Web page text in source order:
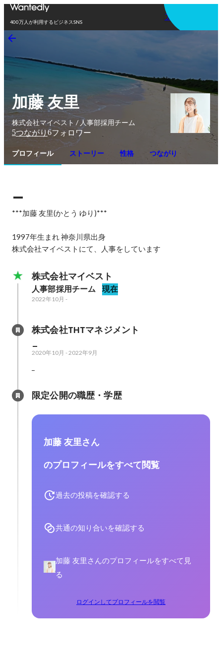
400万人が利用するビジネスSNS
アプリを使う
加藤 友里
株式会社マイベスト / 人事部採用チーム
5つながり 6フォロワー
プロフィール ストーリー 性格 つながり
***加藤 友里(かとう ゆり)***
1997年生まれ 神奈川県出身
株式会社マイベストにて、人事をしています
株式会社マイベスト
人事部採用チーム 現在
2022年10月 -
株式会社THTマネジメント
2020年10月 -2022年9月
限定公開の職歴・学歴
加藤 友里さん
のプロフィールをすべて閲覧
過去の投稿を確認する
共通の知り合いを確認する
加藤 友里さんのプロフィールをすべて見
る
ログインしてプロフィールを閲覧